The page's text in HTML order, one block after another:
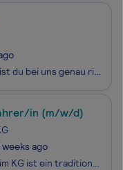
Wenn du Menschen magst, bist du bei uns genau richtig!Jeder ist bei uns willkommen! Du kommst aus dem Einzelhandel, der Gastronomie oder bist Quereinsteiger jeglicher Art? Egal ob Verkäufer, Kellner, Koch, Fahrer, Zusteller oder Bäcker - wir bilden dich aus! Werde Teil von bofrost* - Marktführer im
in (m/w/d)
weeks ago
Die Bierverlag Kessler Losheim KG ist ein traditionsreiches Familienunternehmen mit einer über 70-jährigen Geschichte im Getränkefachhandel. Mit mehreren Getränkemärkten im Saarland und Rheinland-Pfalz sowie einer modernen Zentrale in Losheim am See sind wir ein verlässlicher Partner für Gastronomie